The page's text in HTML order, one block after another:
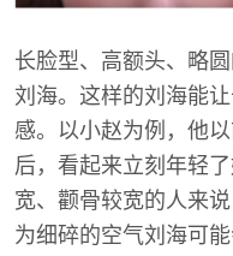
长脸型、高额头、略
刘海。这样的刘海能
感。以小赵为例，他
后，看起来立刻年轻
宽、颧骨较宽的人来
为细碎的空气刘海可